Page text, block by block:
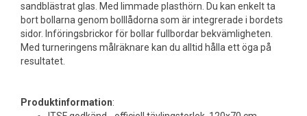
sandblästrat glas. Med limmade plasthörn. Du kan enkelt ta
bort bollarna genom bolllådorna som är integrerade i bordets
sidor. Införingsbrickor för bollar fullbordar bekvämligheten.
Med turneringens målräknare kan du alltid hålla ett öga på
resultatet.
Produktinformation: